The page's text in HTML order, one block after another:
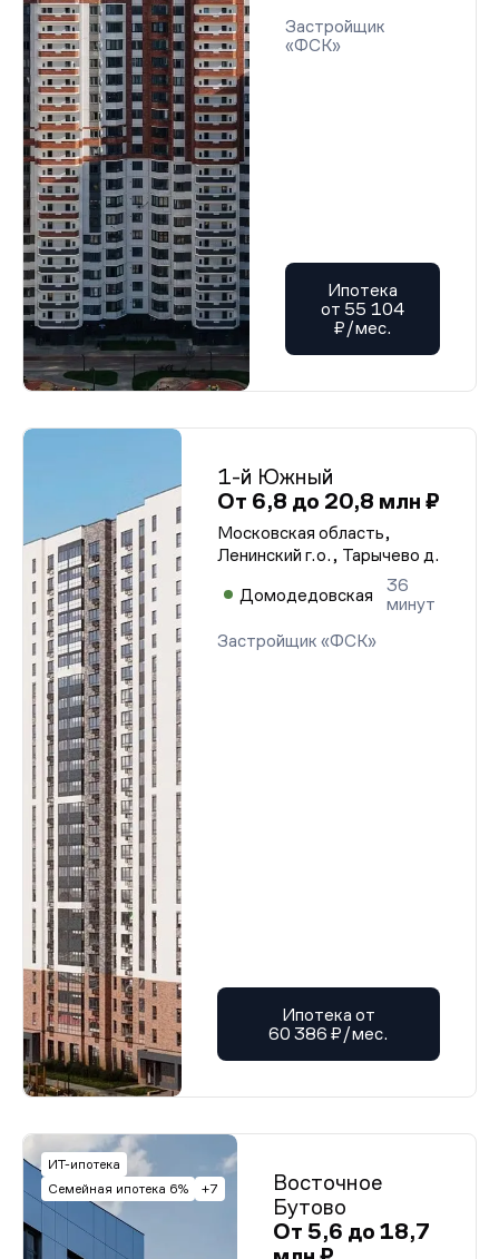
Застройщик
«ФСК»
Ипотека
от 55 104
₽/мес.
1-й Южный
От 6,8 до 20,8 млн ₽
Московская область,
Ленинский г.о., Тарычево д.
Домодедовская
36
минут
Застройщик «ФСК»
Ипотека от
60 386 ₽/мес.
ИТ-ипотека
Семейная ипотека 6%
+7
Восточное
Бутово
От 5,6 до 18,7